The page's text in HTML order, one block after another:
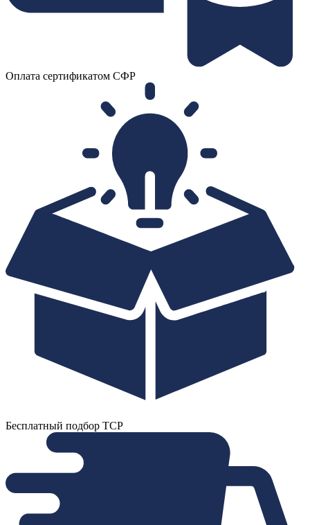
Оплата сертификатом СФР
Бесплатный подбор ТСР